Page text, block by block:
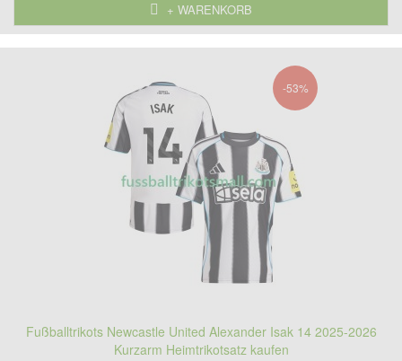
+ WARENKORB
-53%
Fußballtrikots Newcastle United Alexander Isak 14 2025-2026
Kurzarm Heimtrikotsatz kaufen